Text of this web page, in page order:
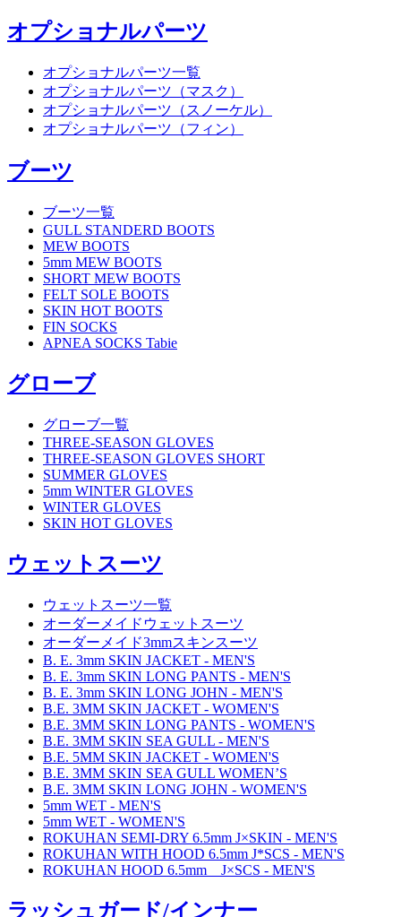
オプショナルパーツ
オプショナルパーツ一覧
オプショナルパーツ（マスク）
オプショナルパーツ（スノーケル）
オプショナルパーツ（フィン）
ブーツ
ブーツ一覧
GULL STANDERD BOOTS
MEW BOOTS
5mm MEW BOOTS
SHORT MEW BOOTS
FELT SOLE BOOTS
SKIN HOT BOOTS
FIN SOCKS
APNEA SOCKS Tabie
グローブ
グローブ一覧
THREE-SEASON GLOVES
THREE-SEASON GLOVES SHORT
SUMMER GLOVES
5mm WINTER GLOVES
WINTER GLOVES
SKIN HOT GLOVES
ウェットスーツ
ウェットスーツ一覧
オーダーメイドウェットスーツ
オーダーメイド3mmスキンスーツ
B. E. 3mm SKIN JACKET - MEN'S
B. E. 3mm SKIN LONG PANTS - MEN'S
B. E. 3mm SKIN LONG JOHN - MEN'S
B.E. 3MM SKIN JACKET - WOMEN'S
B.E. 3MM SKIN LONG PANTS - WOMEN'S
B.E. 3MM SKIN SEA GULL - MEN'S
B.E. 5MM SKIN JACKET - WOMEN'S
B.E. 3MM SKIN SEA GULL WOMEN’S
B.E. 3MM SKIN LONG JOHN - WOMEN'S
5mm WET - MEN'S
5mm WET - WOMEN'S
ROKUHAN SEMI-DRY 6.5mm J×SKIN - MEN'S
ROKUHAN WITH HOOD 6.5mm J*SCS - MEN'S
ROKUHAN HOOD 6.5mm J×SCS - MEN'S
ラッシュガード/インナー